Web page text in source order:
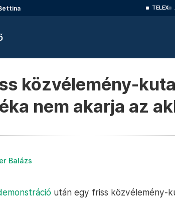
TELEX
közvélemény-
nem akarja az
Balázs
után egy friss közvélemény-